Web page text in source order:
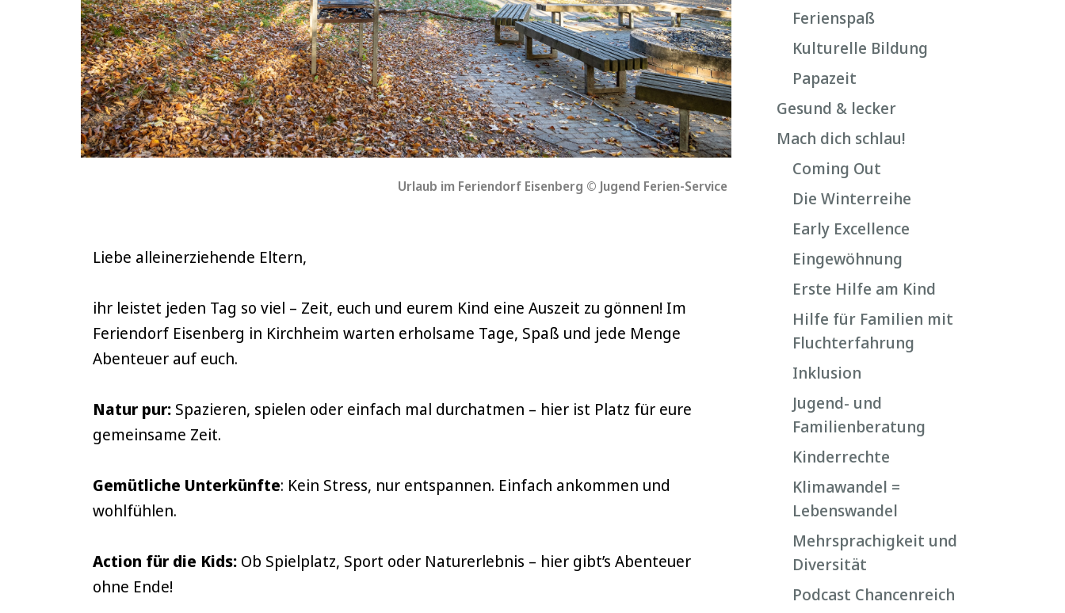
Urlaub im Feriendorf Eisenberg © Jugend Ferien-Service
Liebe alleinerziehende Eltern,
ihr leistet jeden Tag so viel – Zeit, euch und eurem Kind eine Auszeit zu gönnen! Im
Feriendorf Eisenberg in Kirchheim warten erholsame Tage, Spaß und jede Menge
Abenteuer auf euch.
Natur pur: Spazieren, spielen oder einfach mal durchatmen – hier ist Platz für eure
gemeinsame Zeit.
Gemütliche Unterkünfte: Kein Stress, nur entspannen. Einfach ankommen und
wohlfühlen.
Action für die Kids: Ob Spielplatz, Sport oder Naturerlebnis – hier gibt’s Abenteuer
ohne Ende!
Ferienspaß
Kulturelle Bildung
Papazeit
Gesund & lecker
Mach dich schlau!
Coming Out
Die Winterreihe
Early Excellence
Eingewöhnung
Erste Hilfe am Kind
Hilfe für Familien mit
Fluchterfahrung
Inklusion
Jugend- und
Familienberatung
Kinderrechte
Klimawandel =
Lebenswandel
Mehrsprachigkeit und
Diversität
Podcast Chancenreich